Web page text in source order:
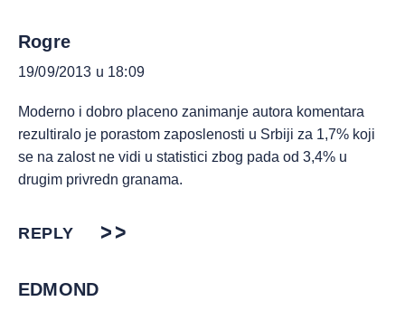
Rogre
19/09/2013 u 18:09
Moderno i dobro placeno zanimanje autora komentara
rezultiralo je porastom zaposlenosti u Srbiji za 1,7% koji
se na zalost ne vidi u statistici zbog pada od 3,4% u
drugim privredn granama.
REPLY
EDMOND